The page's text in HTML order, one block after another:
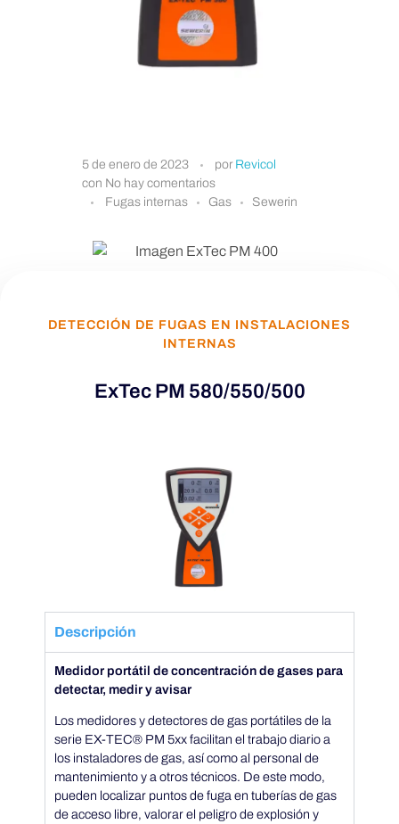
E
x
T
P
/
5
5
0
5 de enero de 2023 por Revicol
con No hay comentarios
Fugas internas
Gas Sewerin
DETECCIÓN DE FUGAS EN INSTALACIONES
INTERNAS
ExTec PM 580/550/500
Descripción
Medidor portátil de concentración de gases para
detectar, medir y avisar
Los medidores y detectores de gas portátiles de la
serie EX-TEC® PM 5xx facilitan el trabajo diario a
los instaladores de gas, así como al personal de
mantenimiento y a otros técnicos. De este modo,
pueden localizar puntos de fuga en tuberías de gas
de acceso libre, valorar el peligro de explosión y